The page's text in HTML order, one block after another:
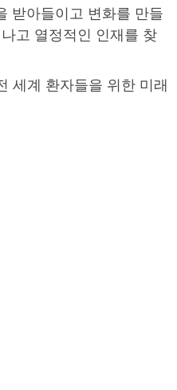
받아들이고 변화를 만들
고 열정적인 인재를 찾
세계 환자들을 위한 미래